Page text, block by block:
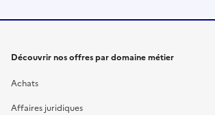
Découvrir nos offres par domaine métier
Achats
Affaires juridiques